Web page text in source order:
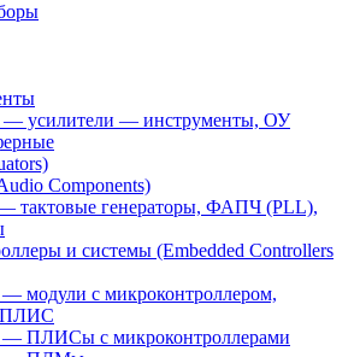
— усилители — инструменты, ОУ
Components)
тактовые генераторы, ФАПЧ (PLL),
и системы (Embedded Controllers
— модули с микроконтроллером,
ПЛИС
— ПЛИСы с микроконтроллерами